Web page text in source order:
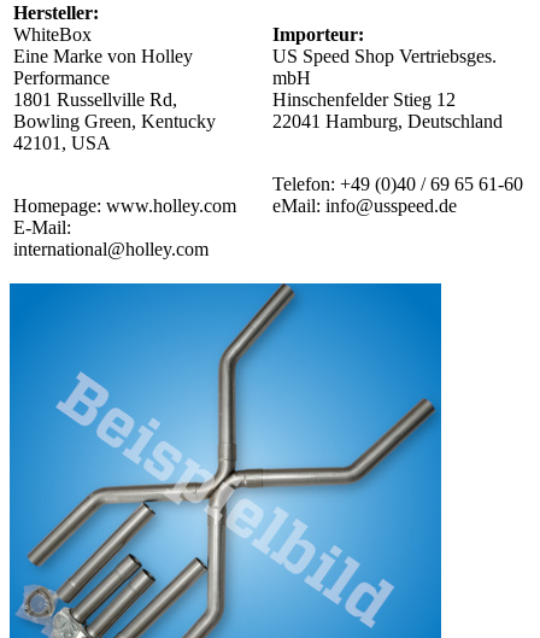
Hersteller:
WhiteBox
Eine Marke von Holley
Performance
1801 Russellville Rd,
Bowling Green, Kentucky
42101, USA
Homepage: www.holley.com
E-Mail:
international@holley.com
Importeur:
US Speed Shop Vertriebsges.
mbH
Hinschenfelder Stieg 12
22041 Hamburg, Deutschland
Telefon: +49 (0)40 / 69 65 61-60
eMail: info@usspeed.de